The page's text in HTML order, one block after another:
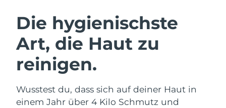
Die hygienischste
Art, die Haut zu
reinigen.
Wusstest du, dass sich auf deiner Haut in
einem Jahr über 4 Kilo Schmutz und
Gesichtsreinigung
Anti-aging massage
Microcurrent toning
Österreich Erwartete Lieferung
Bahrain Erwartete Lieferung
Belgien
Bermuda Erwartete Lieferung